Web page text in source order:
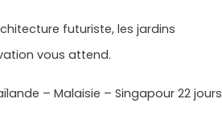
futuriste, les jardins
vous attend.
– Malaisie – Singapour 22 jours